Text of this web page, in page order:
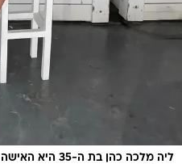
ליה מלכה כהן